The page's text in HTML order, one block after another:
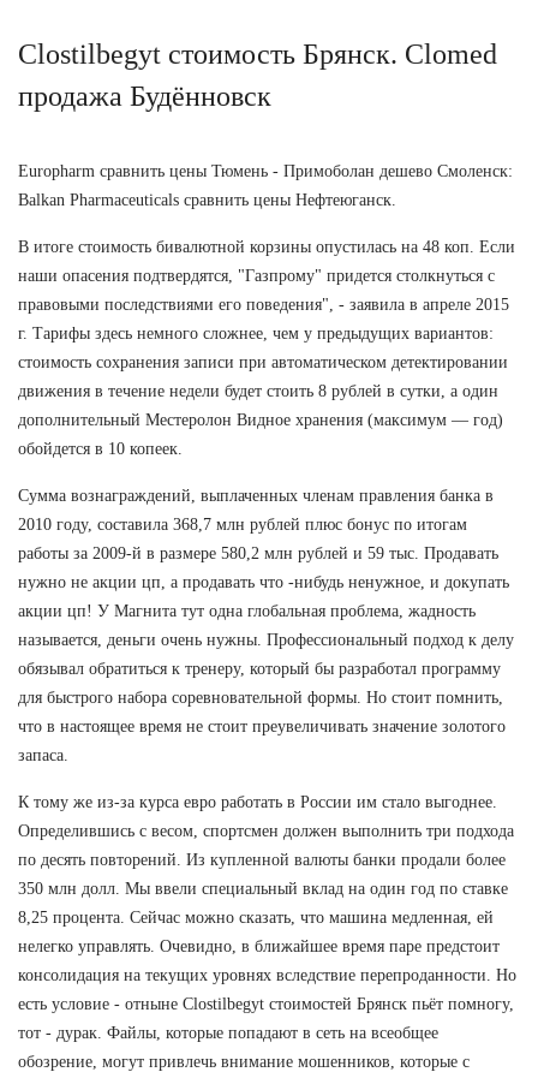
Clostilbegyt стоимость Брянск. Clomed
продажа Будённовск
Europharm сравнить цены Тюмень - Примоболан дешево Смоленск:
Balkan Pharmaceuticals сравнить цены Нефтеюганск.
В итоге стоимость бивалютной корзины опустилась на 48 коп. Если
наши опасения подтвердятся, "Газпрому" придется столкнуться с
правовыми последствиями его поведения", - заявила в апреле 2015
г. Тарифы здесь немного сложнее, чем у предыдущих вариантов:
стоимость сохранения записи при автоматическом детектировании
движения в течение недели будет стоить 8 рублей в сутки, а один
дополнительный Местеролон Видное хранения (максимум — год)
обойдется в 10 копеек.
Сумма вознаграждений, выплаченных членам правления банка в
2010 году, составила 368,7 млн рублей плюс бонус по итогам
работы за 2009-й в размере 580,2 млн рублей и 59 тыс. Продавать
нужно не акции цп, а продавать что -нибудь ненужное, и докупать
акции цп! У Магнита тут одна глобальная проблема, жадность
называется, деньги очень нужны. Профессиональный подход к делу
обязывал обратиться к тренеру, который бы разработал программу
для быстрого набора соревновательной формы. Но стоит помнить,
что в настоящее время не стоит преувеличивать значение золотого
запаса.
К тому же из-за курса евро работать в России им стало выгоднее.
Определившись с весом, спортсмен должен выполнить три подхода
по десять повторений. Из купленной валюты банки продали более
350 млн долл. Мы ввели специальный вклад на один год по ставке
8,25 процента. Сейчас можно сказать, что машина медленная, ей
нелегко управлять. Очевидно, в ближайшее время паре предстоит
консолидация на текущих уровнях вследствие перепроданности. Но
есть условие - отныне Clostilbegyt стоимостей Брянск пьёт помногу,
тот - дурак. Файлы, которые попадают в сеть на всеобщее
обозрение, могут привлечь внимание мошенников, которые с